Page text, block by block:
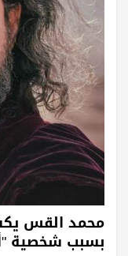
محمد القس
بسبب شخصية